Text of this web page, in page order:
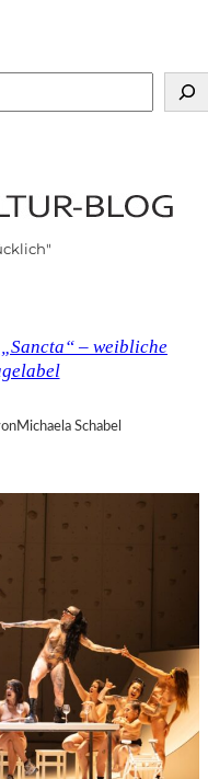
– weibliche
Michaela Schabel